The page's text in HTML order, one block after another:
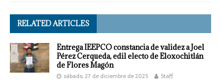
RELATED ARTICLES
Entrega IEEPCO constancia de validez a Joel
Pérez Cerqueda, edil electo de Eloxochitlán
de Flores Magón
sábado, 27 de diciembre de 2025 Staff